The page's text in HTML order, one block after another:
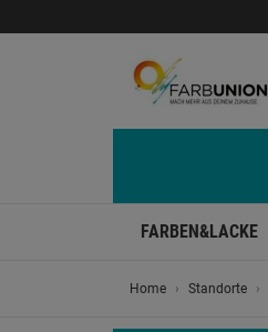
FARBEN&LACKE
Home Standorte